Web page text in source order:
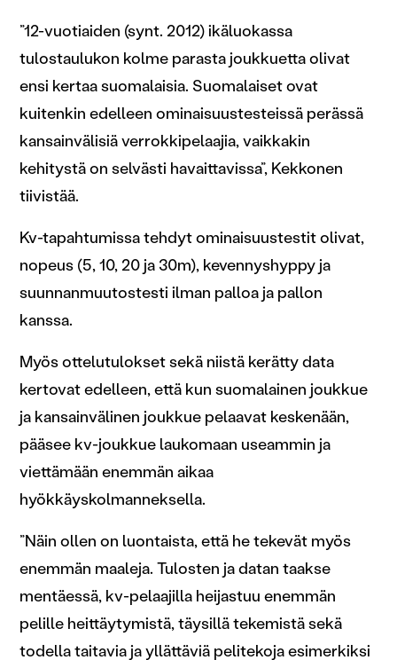
”12-vuotiaiden (synt. 2012) ikäluokassa
tulostaulukon kolme parasta joukkuetta olivat
ensi kertaa suomalaisia. Suomalaiset ovat
kuitenkin edelleen ominaisuustesteissä perässä
kansainvälisiä verrokkipelaajia, vaikkakin
kehitystä on selvästi havaittavissa”, Kekkonen
tiivistää.
Kv-tapahtumissa tehdyt ominaisuustestit olivat,
nopeus (5, 10, 20 ja 30m), kevennyshyppy ja
suunnanmuutostesti ilman palloa ja pallon
kanssa.
Myös ottelutulokset sekä niistä kerätty data
kertovat edelleen, että kun suomalainen joukkue
ja kansainvälinen joukkue pelaavat keskenään,
pääsee kv-joukkue laukomaan useammin ja
viettämään enemmän aikaa
hyökkäyskolmanneksella.
”Näin ollen on luontaista, että he tekevät myös
enemmän maaleja. Tulosten ja datan taakse
mentäessä, kv-pelaajilla heijastuu enemmän
pelille heittäytymistä, täysillä tekemistä sekä
todella taitavia ja yllättäviä pelitekoja esimerkiksi